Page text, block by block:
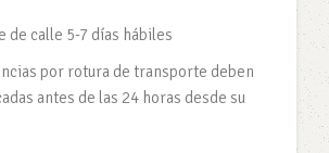
de calle 5-7 días hábiles
por rotura de transporte deben
antes de las 24 horas desde su